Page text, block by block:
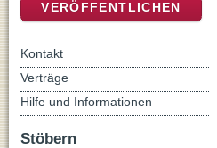
VERÖFFENTLICHEN
Kontakt
Verträge
Hilfe und Informationen
Stöbern